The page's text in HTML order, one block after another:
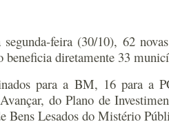
segunda-feira (30/10), 62
diretamente 33
para a BM, 16 para a
do Plano de
Bens Lesados do Mistério